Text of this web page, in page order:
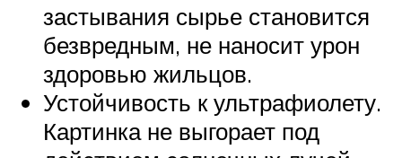
застывания сырье становится
безвредным, не наносит урон
здоровью жильцов.
Устойчивость к ультрафиолету.
Картинка не выгорает под